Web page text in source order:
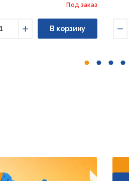
Под заказ
Увеличить
В корзину